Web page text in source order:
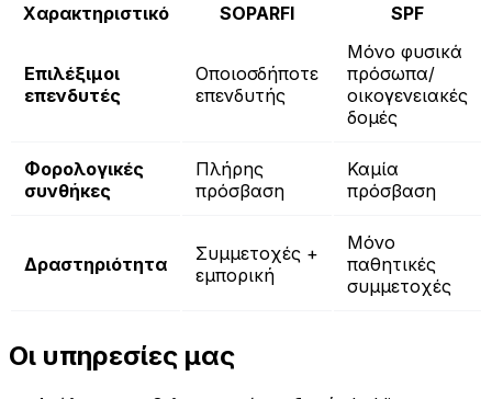
Χαρακτηριστικό SOPARFI SPF
Επιλέξιμοι
επενδυτές
Οποιοσδήποτε
επενδυτής
Μόνο φυσικά
πρόσωπα/
οικογενειακές
δομές
Φορολογικές
συνθήκες
Πλήρης
πρόσβαση
Καμία
πρόσβαση
Δραστηριότητα
Συμμετοχές +
εμπορική
Μόνο
παθητικές
συμμετοχές
Οι υπηρεσίες μας